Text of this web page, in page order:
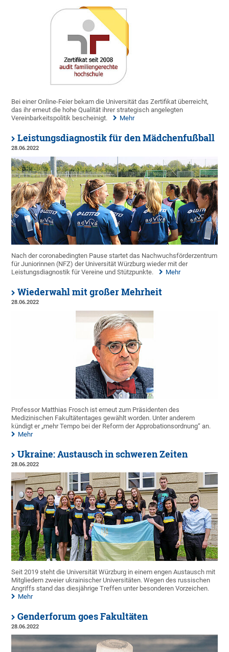
Bei einer Online-Feier bekam die Universität das Zertifikat überreicht,
das ihr erneut die hohe Qualität ihrer strategisch angelegten
Vereinbarkeitspolitik bescheinigt.
Mehr
Leistungsdiagnostik für den Mädchenfußball
28.06.2022
Nach der coronabedingten Pause startet das Nachwuchsförderzentrum
für Juniorinnen (NFZ) der Universität Würzburg wieder mit der
Leistungsdiagnostik für Vereine und Stützpunkte.
Mehr
Wiederwahl mit großer Mehrheit
28.06.2022
Professor Matthias Frosch ist erneut zum Präsidenten des
Medizinischen Fakultätentages gewählt worden. Unter anderem
kündigt er „mehr Tempo bei der Reform der Approbationsordnung“ an.
Mehr
Ukraine: Austausch in schweren Zeiten
28.06.2022
Seit 2019 steht die Universität Würzburg in einem engen Austausch mit
Mitgliedern zweier ukrainischer Universitäten. Wegen des russischen
Angriffs stand das diesjährige Treffen unter besonderen Vorzeichen.
Mehr
Genderforum goes Fakultäten
28.06.2022